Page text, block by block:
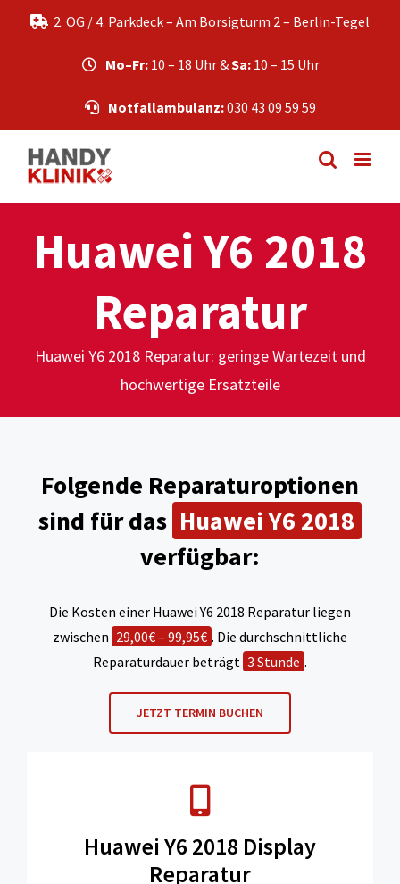
2. OG / 4. Parkdeck – Am Borsigturm 2 – Berlin-Tegel
Mo–Fr:10 – 18 Uhr &Sa:10 – 15 Uhr
Notfallambulanz:030 43 09 59 59
Huawei Y6 2018
Reparatur
Huawei Y6 2018 Reparatur: geringe Wartezeit und
hochwertige Ersatzteile
Folgende Reparaturoptionen
sind für das Huawei Y6 2018
verfügbar:
Die Kosten einer Huawei Y6 2018 Reparatur liegen
zwischen 29,00€ – 99,95€ . Die durchschnittliche
Reparaturdauer beträgt 3 Stunde .
JETZT TERMIN BUCHEN
Huawei Y6 2018 Display
Reparatur